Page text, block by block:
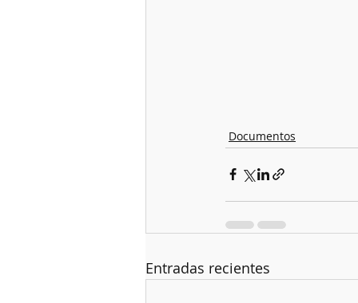
Documentos
Entradas recientes